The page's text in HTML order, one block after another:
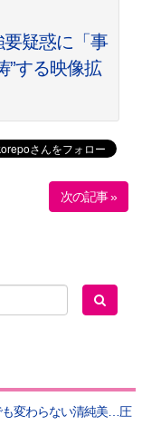
疑惑に「事
”する映像拡
次の記事 »
も変わらない清純美…圧